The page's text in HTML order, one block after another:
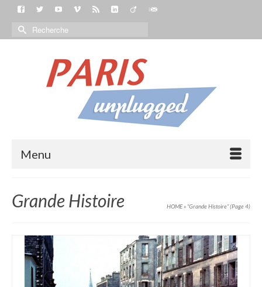
Menu
Grande Histoire HOME» “Grande Histoire“(Page 4)